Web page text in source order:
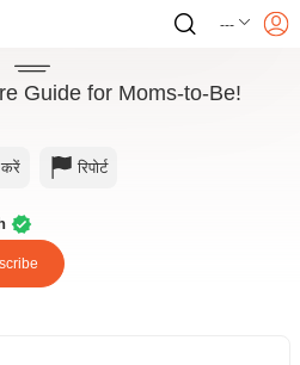
---
Guide for Moms-to-Be!
रिपोर्ट